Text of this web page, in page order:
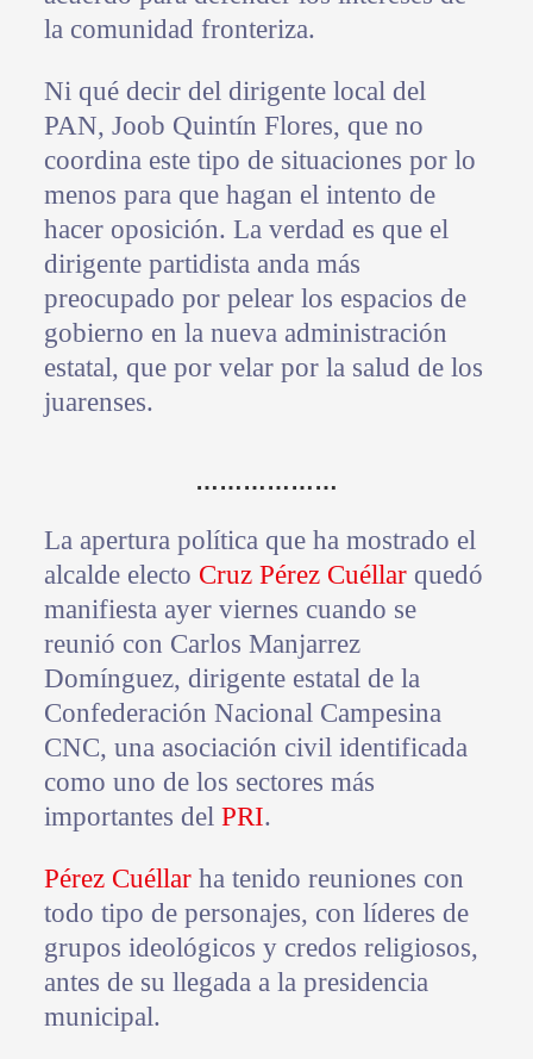
la comunidad fronteriza.
Ni qué decir del dirigente local del
PAN, Joob Quintín Flores, que no
coordina este tipo de situaciones por lo
menos para que hagan el intento de
hacer oposición. La verdad es que el
dirigente partidista anda más
preocupado por pelear los espacios de
gobierno en la nueva administración
estatal, que por velar por la salud de los
juarenses.
………………
La apertura política que ha mostrado el
alcalde electo Cruz Pérez Cuéllarquedó
manifiesta ayer viernes cuando se
reunió con Carlos Manjarrez
Domínguez, dirigente estatal de la
Confederación Nacional Campesina
CNC, una asociación civil identificada
como uno de los sectores más
importantes del PRI.
Pérez Cuéllarha tenido reuniones con
todo tipo de personajes, con líderes de
grupos ideológicos y credos religiosos,
antes de su llegada a la presidencia
municipal.